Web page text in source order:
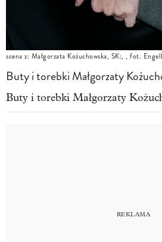
scena z: Małgorzata Kożuchowska, SK:, , fot.
Buty i torebki Małgorzaty
Buty i torebki Małgorzaty